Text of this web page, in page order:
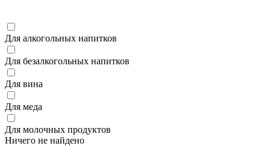
Для алкогольных напитков
Для безалкогольных напитков
Для вина
Для меда
Для молочных продуктов
Ничего не найдено